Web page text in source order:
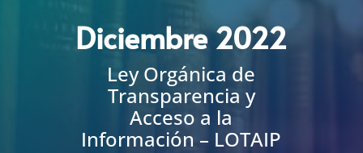
Diciembre 2022
Ley Orgánica de
Transparencia y
Acceso a la
Información – LOTAIP